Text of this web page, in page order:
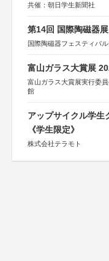
共催：朝日学生新聞社
第14回 国際陶磁器
国際陶磁器フェスティバ
富山ガラス大賞展
富山ガラス大賞展実行委
館
アップサイクル学生
《学生限定》
株式会社テラモト